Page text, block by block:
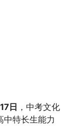
日 ，中考文化
中特长生能力